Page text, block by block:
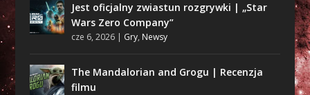
Jest oficjalny zwiastun rozgrywki | „Star
Wars Zero Company”
cze 6, 2026| Gry, Newsy
The Mandalorian and Grogu | Recenzja
filmu